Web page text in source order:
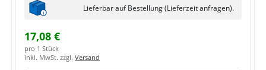
Lieferbar auf Bestellung (Lieferzeit anfragen).
17,08 €
pro 1 Stück
inkl. MwSt. zzgl. Versand